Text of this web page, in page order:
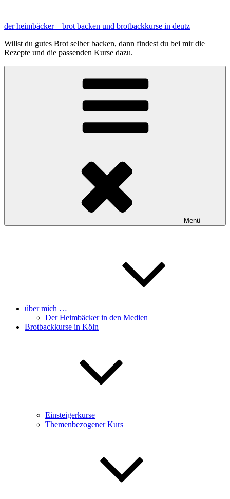
springen
der heimbäcker – brot backen und brotbackkurse in deutz
Willst du gutes Brot selber backen, dann findest du bei mir die
Rezepte und die passenden Kurse dazu.
Menü
über mich …
Der Heimbäcker in den Medien
Brotbackkurse in Köln
Einsteigerkurse
Themenbezogener Kurs